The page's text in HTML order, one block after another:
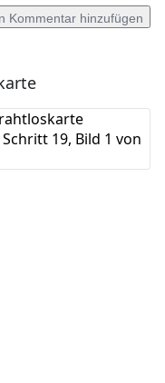
Kommentar hinzufügen